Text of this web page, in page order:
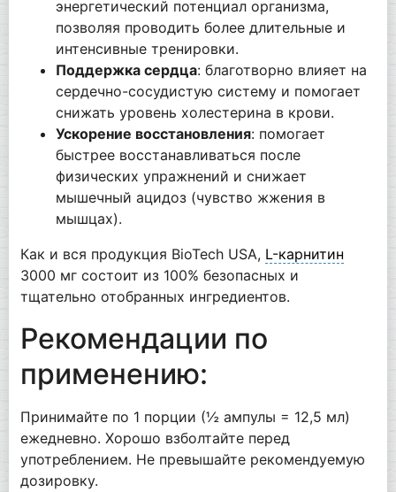
энергетический потенциал организма,
позволяя проводить более длительные и
интенсивные тренировки.
Поддержка сердца: благотворно влияет на
сердечно-сосудистую систему и помогает
снижать уровень холестерина в крови.
Ускорение восстановления: помогает
быстрее восстанавливаться после
физических упражнений и снижает
мышечный ацидоз (чувство жжения в
мышцах).
Как и вся продукция BioTech USA, L-карнитин
3000 мг состоит из 100% безопасных и
тщательно отобранных ингредиентов.
Рекомендации по
применению:
Принимайте по 1 порции (½ ампулы = 12,5 мл)
ежедневно. Хорошо взболтайте перед
употреблением. Не превышайте рекомендуемую
дозировку.